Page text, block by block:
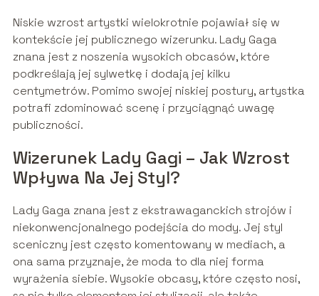
Niskie wzrost artystki wielokrotnie pojawiał się w
kontekście jej publicznego wizerunku. Lady Gaga
znana jest z noszenia wysokich obcasów, które
podkreślają jej sylwetkę i dodają jej kilku
centymetrów. Pomimo swojej niskiej postury, artystka
potrafi zdominować scenę i przyciągnąć uwagę
publiczności.
Wizerunek Lady Gagi – Jak Wzrost
Wpływa Na Jej Styl?
Lady Gaga znana jest z ekstrawaganckich strojów i
niekonwencjonalnego podejścia do mody. Jej styl
sceniczny jest często komentowany w mediach, a
ona sama przyznaje, że moda to dla niej forma
wyrażenia siebie. Wysokie obcasy, które często nosi,